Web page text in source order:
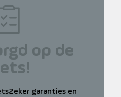
op de
garanties en